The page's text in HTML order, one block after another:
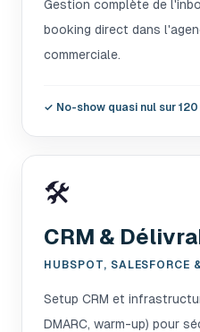
Gestion complète de
booking direct dans
commerciale.
✓ No-show quasi nul sur 120
🛠️
CRM &
HUBSPOT, SALESFORCE
Setup CRM et
DMARC, warm-up) pour